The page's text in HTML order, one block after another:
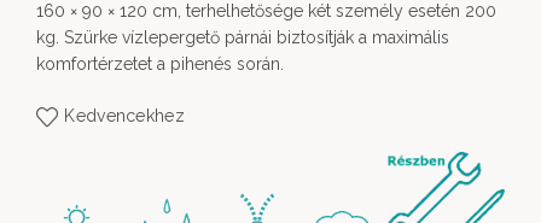
160 × 90 × 120 cm, terhelhetősége két személy esetén 200
kg. Szürke vízlepergető párnái biztosítják a maximális
komfortérzetet a pihenés során.
Kedvencekhez